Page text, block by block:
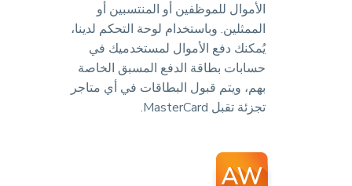
الأموال للموظفين أو المنتسبين أو
الممثلين. وباستخدام لوحة التحكم لدينا،
يُمكنك دفع الأموال لمستخدميك في
حسابات بطاقة الدفع المسبق الخاصة
بهم، ويتم قبول البطاقات في أي متاجر
تجزئة تقبل MasterCard.